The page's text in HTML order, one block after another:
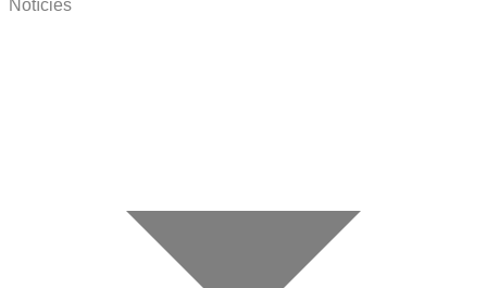
Notícies